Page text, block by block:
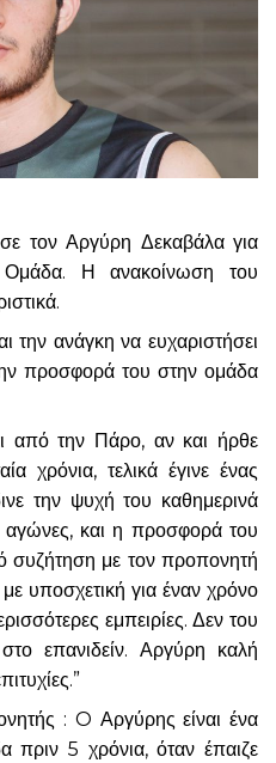
τον Αργύρη Δεκαβάλα για
Η ανακοίνωση του
ανάγκη να ευχαριστήσει
προσφορά του στην ομάδα
από την Πάρο, αν και ήρθε
χρόνια, τελικά έγινε ένας
την ψυχή του καθημερινά
και η προσφορά του
συζήτηση με τον προπονητή
υποσχετική για έναν χρόνο
εμπειρίες. Δεν του
επανιδείν. Αργύρη καλή
: O Αργύρης είναι ένα
5 χρόνια, όταν έπαιζε